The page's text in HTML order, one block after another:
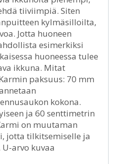
tiiviimpiä. Siten
kylmäsilloilta,
Jotta huoneen
esimerkiksi
huoneessa tulee
ikkuna. Mitat
paksuus: 70 mm
kokona.
ja 60 senttimetrin
on muutaman
jotta tilkitsemiselle ja
arvo kuvaa